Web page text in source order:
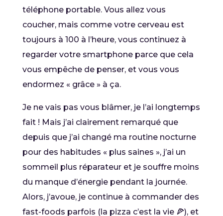
téléphone portable. Vous allez vous
coucher, mais comme votre cerveau est
toujours à 100 à l’heure, vous continuez à
regarder votre smartphone parce que cela
vous empêche de penser, et vous vous
endormez « grâce » à ça.
Je ne vais pas vous blâmer, je l’ai longtemps
fait ! Mais j’ai clairement remarqué que
depuis que j’ai changé ma routine nocturne
pour des habitudes « plus saines », j’ai un
sommeil plus réparateur et je souffre moins
du manque d’énergie pendant la journée.
Alors, j’avoue, je continue à commander des
fast-foods parfois (la pizza c’est la vie 🍕), et